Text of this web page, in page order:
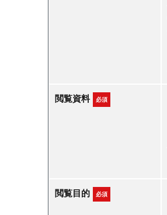
閲覧資料 必須
閲覧目的 必須